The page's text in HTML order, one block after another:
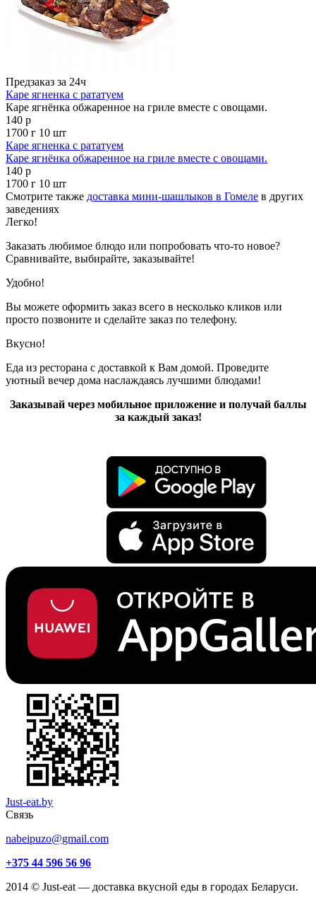
Предзаказ за 24ч
Каре ягненка с рататуем
Каре ягнёнка обжаренное на гриле вместе с овощами.
140 р
1700 г 10 шт
Каре ягненка с рататуем
Каре ягнёнка обжаренное на гриле вместе с овощами.
140 р
1700 г 10 шт
Смотрите также доставка мини-шашлыков в Гомеле в других
заведениях
Легко!
Заказать любимое блюдо или попробовать что-то новое?
Сравнивайте, выбирайте, заказывайте!
Удобно!
Вы можете оформить заказ всего в несколько кликов или
просто позвоните и сделайте заказ по телефону.
Вкусно!
Еда из ресторана с доставкой к Вам домой. Проведите
уютный вечер дома наслаждаясь лучшими блюдами!
Заказывай через мобильное приложение и получай баллы
за каждый заказ!
Just-eat.by
Связь
nabeipuzo@gmail.com
+375 44 596 56 96
2014 © Just-eat — доставка вкусной еды в городах Беларуси.